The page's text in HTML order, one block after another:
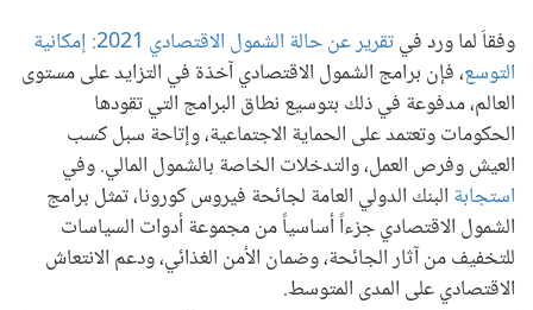
وفقاَ لما ورد في
تقرير عن حالة الشمول الاقتصادي 2021: إمكانية
التوسع، فإن برامج الشمول الاقتصادي آخذة في التزايد على مستوى
العالم، مدفوعة في ذلك بتوسيع نطاق البرامج التي تقودها
الحكومات وتعتمد على الحماية الاجتماعية، وإتاحة سبل كسب
العيش وفرص العمل، والتدخلات الخاصة بالشمول المالي. وفي
استجابة البنك الدولي العامة لجائحة فيروس كورونا، تمثل برامج
الشمول الاقتصادي جزءاً أساسياً من مجموعة أدوات السياسات
للتخفيف من آثار الجائحة، وضمان الأمن الغذائي، ودعم الانتعاش
الاقتصادي على المدى المتوسط.